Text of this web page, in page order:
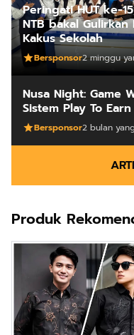
Peringati HUT ke-
NTB bakal
Kakus Sekolah
Bersponsor2 minggu
Nusa Night: Game
Sistem Play To Earn
Bersponsor2 bulan
Produk